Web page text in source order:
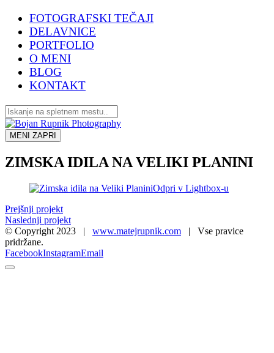
FOTOGRAFSKI TEČAJI
DELAVNICE
PORTFOLIO
O MENI
BLOG
KONTAKT
MENI ZAPRI
ZIMSKA IDILA NA VELIKI PLANINI
Odpri v Lightbox-u
Prejšnji projekt
Naslednji projekt
© Copyright 2023 | www.matejrupnik.com | Vse pravice
pridržane.
FacebookInstagramEmail